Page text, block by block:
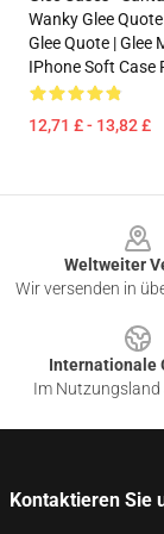
Wanky Glee Quote
Glee Quote | Glee
IPhone Soft Case
12,71 £ - 13,82 £
Weltweiter
Wir versenden in
Internationale
Im Nutzungsland
Kontaktieren Sie